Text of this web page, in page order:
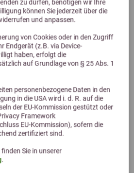
zu dürfen, benötigen wir Ihre
können Sie jederzeit über die
und anpassen.
von Cookies oder in den Zugriff
Endgerät (z.B. via Device-
haben, erfolgt die
auf Grundlage von § 25 Abs. 1
personenbezogene Daten in den
in die USA wird i. d. R. auf die
der EU-Kommission gestützt oder
Framework
EU-Kommission), sofern die
zertifiziert sind.
Sie in unserer
.
für Pferde
30,50 €
Produkte